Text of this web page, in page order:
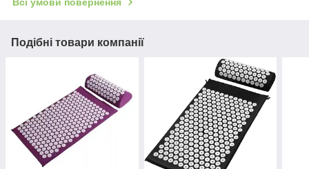
Подібні товари компанії